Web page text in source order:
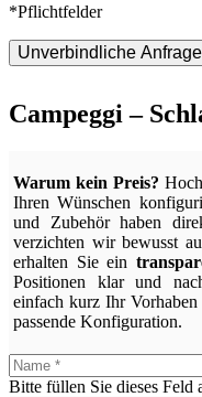
*Pflichtfelder
Unverbindliche
Campeggi –
Warum kein Preis?
Ihren Wünschen
und Zubehör haben
verzichten wir bewusst
erhalten Sie ein
Positionen klar und
einfach kurz Ihr
passende Konfiguration.
Bitte füllen Sie dieses Feld